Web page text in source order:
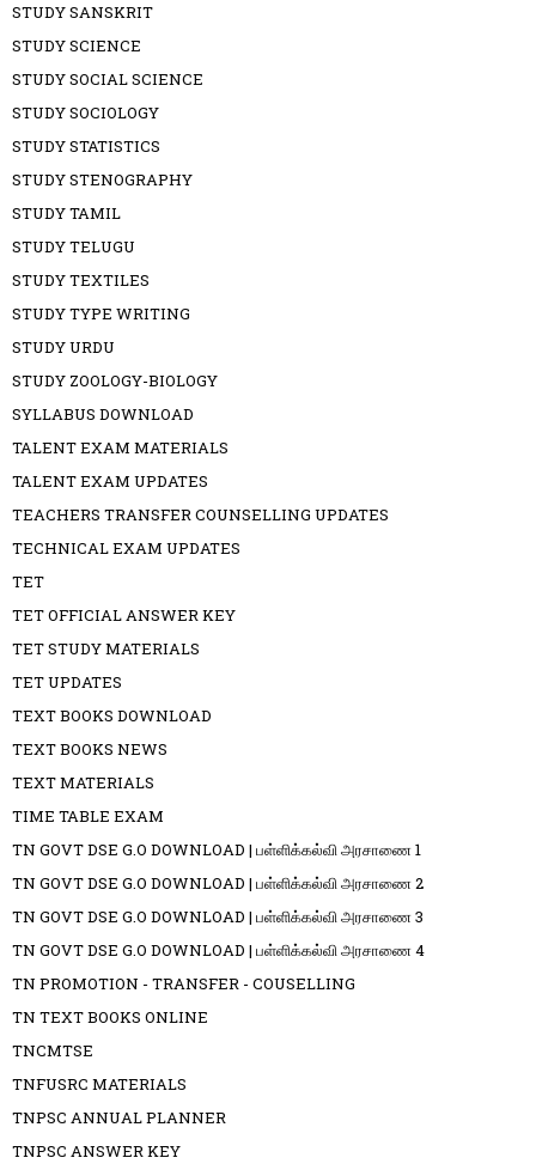
STUDY SANSKRIT
STUDY SCIENCE
STUDY SOCIAL SCIENCE
STUDY SOCIOLOGY
STUDY STATISTICS
STUDY STENOGRAPHY
STUDY TAMIL
STUDY TELUGU
STUDY TEXTILES
STUDY TYPE WRITING
STUDY URDU
STUDY ZOOLOGY-BIOLOGY
SYLLABUS DOWNLOAD
TALENT EXAM MATERIALS
TALENT EXAM UPDATES
TEACHERS TRANSFER COUNSELLING UPDATES
TECHNICAL EXAM UPDATES
TET
TET OFFICIAL ANSWER KEY
TET STUDY MATERIALS
TET UPDATES
TEXT BOOKS DOWNLOAD
TEXT BOOKS NEWS
TEXT MATERIALS
TIME TABLE EXAM
TN GOVT DSE G.O DOWNLOAD | பள்ளிக்கல்வி அரசாணை 1
TN GOVT DSE G.O DOWNLOAD | பள்ளிக்கல்வி அரசாணை 2
TN GOVT DSE G.O DOWNLOAD | பள்ளிக்கல்வி அரசாணை 3
TN GOVT DSE G.O DOWNLOAD | பள்ளிக்கல்வி அரசாணை 4
TN PROMOTION - TRANSFER - COUSELLING
TN TEXT BOOKS ONLINE
TNCMTSE
TNFUSRC MATERIALS
TNPSC ANNUAL PLANNER
TNPSC ANSWER KEY